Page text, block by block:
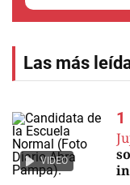
Las más
VIDEO